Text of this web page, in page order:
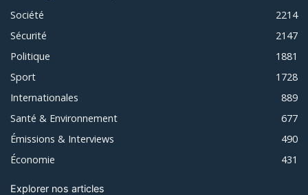
Société
2214
Sécurité
2147
Politique
1881
Sport
1728
Internationales
889
Santé & Environnement
677
Émissions & Interviews
490
Économie
431
Explorer nos articles